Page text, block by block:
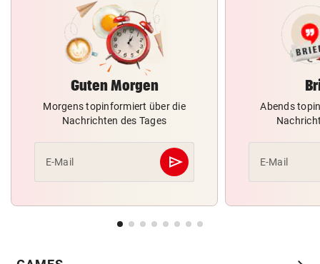
Guten Morgen
Morgens topinformiert über die
Nachrichten des Tages
E-Mail send
Abschicken
Abends
E-Mail